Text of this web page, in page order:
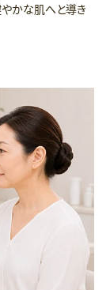
かな肌へと導き